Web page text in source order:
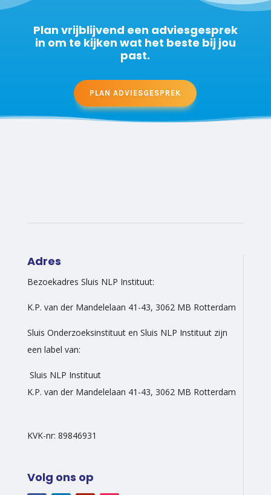
Plan vrijblijvend een adviesgesprek
in om te kijken wat het beste bij jou
past.
PLAN ADVIESGESPREK
Adres
Bezoekadres Sluis NLP Instituut:
K.P. van der Mandelelaan 41-43, 3062 MB Rotterdam
Sluis Onderzoeksinstituut en Sluis NLP Instituut zijn
een label van:
Sluis NLP Instituut
K.P. van der Mandelelaan 41-43, 3062 MB Rotterdam
KVK-nr: 89846931
Volg ons op